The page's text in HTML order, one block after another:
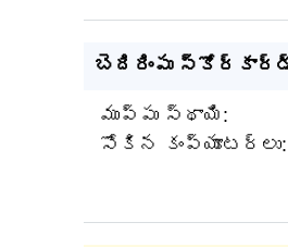
బెదిరింపు
ముప్పు స్థాయి:
సోకిన కంప్యూటర్లు: